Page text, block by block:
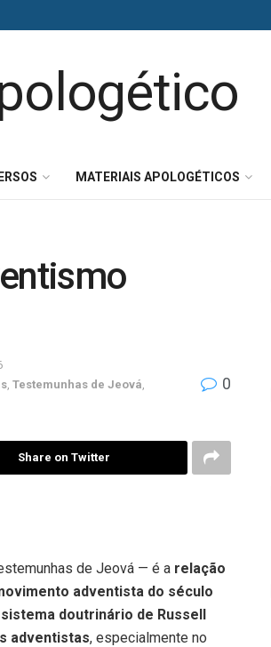
MATERIAIS APOLOGÉTICOS
, Testemunhas de Jeová,
0
Share on Twitter
de Jeová — é a relação
adventista do século
doutrinário de Russell
adventistas, especialmente no